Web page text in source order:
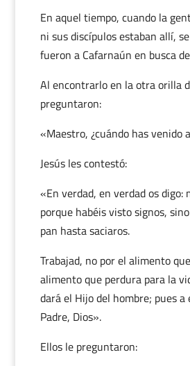
En aquel tiempo, cuando la
ni sus discípulos estaban allí,
fueron a Cafarnaún en busca
Al encontrarlo en la otra orilla
preguntaron:
«Maestro, ¿cuándo has venido
Jesús les contestó:
«En verdad, en verdad os digo:
porque habéis visto signos,
pan hasta saciaros.
Trabajad, no por el alimento
alimento que perdura para la
dará el Hijo del hombre; pues a
Padre, Dios».
Ellos le preguntaron: